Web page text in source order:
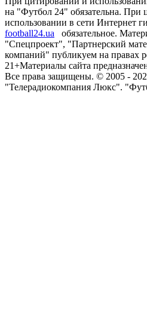
на "Футбол 24" обязательна. При
использовании в сети Интернет
football24.ua
обязательное.
"Спецпроект", "Партнерский
компаний" публикуем на правах
21+Материалы сайта
Все права защищены. © 2005 -
"Телерадиокомпания Люкс".